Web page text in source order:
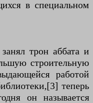
в специальном
трон аббата и
строительную
работой
теперь
он называется